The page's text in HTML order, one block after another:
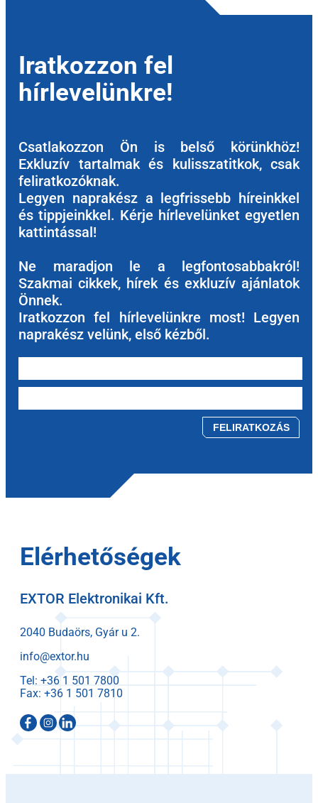
Iratkozzon fel
hírlevelünkre!
Csatlakozzon Ön is belső körünkhöz!
Exkluzív tartalmak és kulisszatitkok, csak
feliratkozóknak.
Legyen naprakész a legfrissebb híreinkkel
és tippjeinkkel. Kérje hírlevelünket egyetlen
kattintással!
Ne maradjon le a legfontosabbakról!
Szakmai cikkek, hírek és exkluzív ajánlatok
Önnek.
Iratkozzon fel hírlevelünkre most! Legyen
naprakész velünk, első kézből.
Elérhetőségek
EXTOR Elektronikai Kft.
2040 Budaörs, Gyár u 2.
info@extor.hu
Tel:
Fax: